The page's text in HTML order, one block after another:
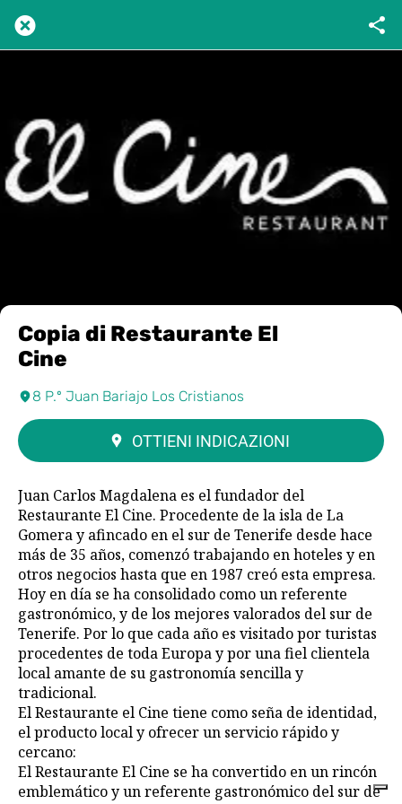
Copia di Restaurante El
Cine
8 P.º Juan Bariajo Los Cristianos
OTTIENI INDICAZIONI
Juan Carlos Magdalena es el fundador del
Restaurante El Cine. Procedente de la isla de La
Gomera y afincado en el sur de Tenerife desde hace
más de 35 años, comenzó trabajando en hoteles y en
otros negocios hasta que en 1987 creó esta empresa.
Hoy en día se ha consolidado como un referente
gastronómico, y de los mejores valorados del sur de
Tenerife. Por lo que cada año es visitado por turistas
procedentes de toda Europa y por una fiel clientela
local amante de su gastronomía sencilla y
tradicional.
El Restaurante el Cine tiene como seña de identidad,
el producto local y ofrecer un servicio rápido y
cercano:
El Restaurante El Cine se ha convertido en un rincón
emblemático y un referente gastronómico del sur de